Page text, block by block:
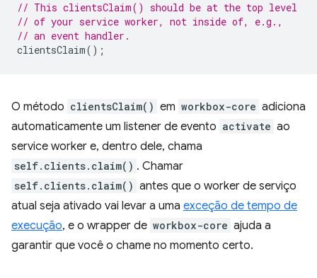
// This clientsClaim() should be at the top level
// of your service worker, not inside of, e.g.,
// an event handler.
clientsClaim();
O método clientsClaim() em workbox-core adiciona
automaticamente um listener de evento activate ao
service worker e, dentro dele, chama
self.clients.claim() . Chamar
self.clients.claim() antes que o worker de serviço
atual seja ativado vai levar a uma exceção de tempo de
execução, e o wrapper de workbox-core ajuda a
garantir que você o chame no momento certo.